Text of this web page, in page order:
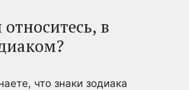
в
что знаки зодиака